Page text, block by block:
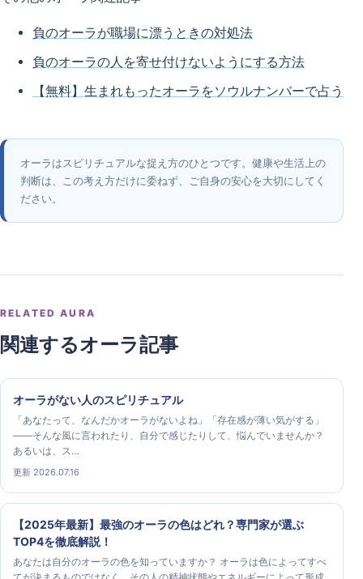
負のオーラが職場に漂うときの対処法
負のオーラの人を寄せ付けないようにする方法
【無料】生まれもったオーラをソウルナンバーで占う
オーラはスピリチュアルな捉え方のひとつです。健康や生活上の
判断は、この考え方だけに委ねず、ご自身の安心を大切にしてく
ださい。
RELATED AURA
関連するオーラ記事
オーラがない人のスピリチュアル
「あなたって、なんだかオーラがないよね」「存在感が薄い気がする」
——そんな風に言われたり、自分で感じたりして、悩んでいませんか？
あるいは、ス…
更新 2026.07.16
【2025年最新】最強のオーラの色はどれ？専門家が選ぶ
TOP4を徹底解説！
あなたは自分のオーラの色を知っていますか？ オーラは色によってすべ